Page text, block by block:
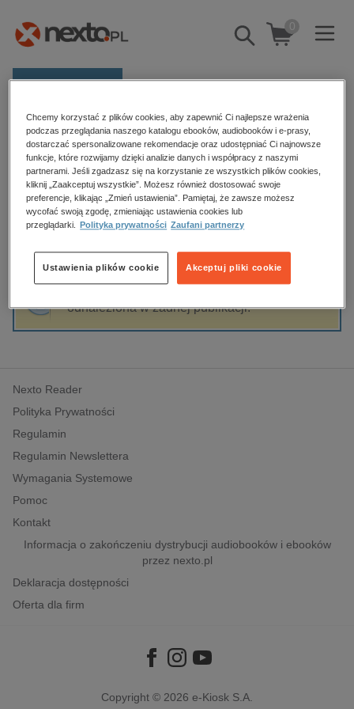
Pokaż/schowaj
wyszukiwarkę
0
E-prasa
Kategorie
Zobacz wszystkie E-prasa
budownictwo, aranżacja wnętrz
biznesowe, branżowe, gospodarka
edukacja
hobby, sport, rozrywka
komputery, internet, technologie, informatyka
polityka, społeczno-informacyjne
psychologiczne
inne
popularno-naukowe
historia
Strona główna Tadeusz Woźniak
Tadeusz Woźniak
Sortowanie Filtrowanie
odnaleziona w żadnej publikacji.
Nexto Reader
Polityka Prywatności
Regulamin
Regulamin Newslettera
Wymagania Systemowe
Pomoc
Kontakt
Informacja o zakończeniu dystrybucji audiobooków i ebooków
przez nexto.pl
Deklaracja dostępności
Oferta dla firm
Copyright © 2026 e-Kiosk S.A.
Chcemy korzystać z plików cookies, aby zapewnić Ci najlepsze wrażenia
podczas przeglądania naszego katalogu ebooków, audiobooków i e-prasy,
dostarczać spersonalizowane rekomendacje oraz udostępniać Ci najnowsze
funkcje, które rozwijamy dzięki analizie danych i współpracy z naszymi
partnerami. Jeśli zgadzasz się na korzystanie ze wszystkich plików cookies,
kliknij „Zaakceptuj wszystkie”. Możesz również dostosować swoje
preferencje, klikając „Zmień ustawienia”. Pamiętaj, że zawsze możesz
wycofać swoją zgodę, zmieniając ustawienia cookies lub
przeglądarki.
Polityka prywatności Zaufani partnerzy
Akceptuj pliki cookie
Ustawienia plików cookie